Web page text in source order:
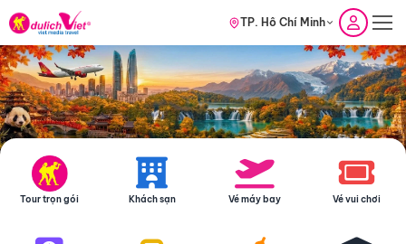
TP. Hồ Chí Minh
Tour trọn gói Khách sạn Vé máy bay Vé vui chơi